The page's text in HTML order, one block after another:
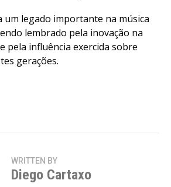
um legado importante na música
lembrado pela inovação na
pela influência exercida sobre
gerações.
WRITTEN BY
Diego Cartaxo